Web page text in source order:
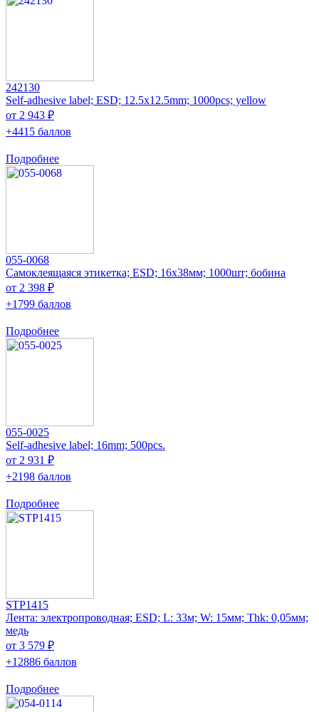
242130
Self-adhesive label; ESD; 12.5x12.5mm; 1000pcs; yellow
от 2 943 ₽
+4415 баллов
Подробнее
055-0068
Самоклеящаяся этикетка; ESD; 16x38мм; 1000шт; бобина
от 2 398 ₽
+1799 баллов
Подробнее
055-0025
Self-adhesive label; 16mm; 500pcs.
от 2 931 ₽
+2198 баллов
Подробнее
STP1415
Лента: электропроводная; ESD; L: 33м; W: 15мм; Thk: 0,05мм;
медь
от 3 579 ₽
+12886 баллов
Подробнее